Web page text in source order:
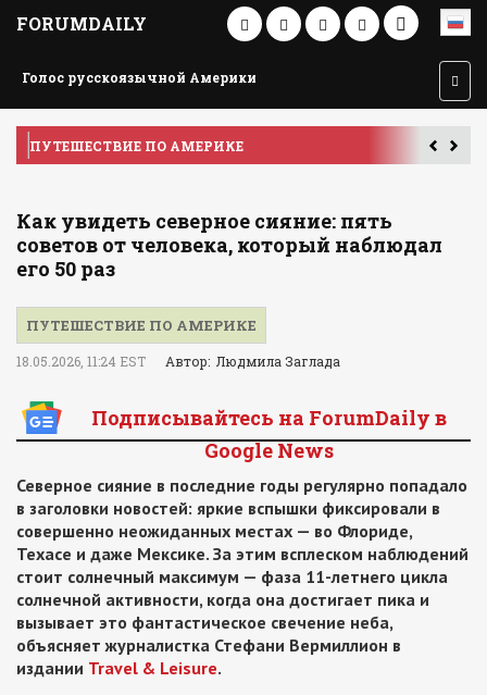
FORUMDAILY
Голос русскоязычной Америки
ПУТЕШЕСТВИЕ ПО АМЕРИКЕ
Как увидеть северное сияние: пять
советов от человека, который наблюдал
его 50 раз
ПУТЕШЕСТВИЕ ПО АМЕРИКЕ
18.05.2026, 11:24 EST Автор: Людмила Заглада
Подписывайтесь на ForumDaily в
Google News
Северное сияние в последние годы регулярно попадало
в заголовки новостей: яркие вспышки фиксировали в
совершенно неожиданных местах — во Флориде,
Техасе и даже Мексике. За этим всплеском наблюдений
стоит солнечный максимум — фаза 11-летнего цикла
солнечной активности, когда она достигает пика и
вызывает это фантастическое свечение неба,
объясняет журналистка Стефани Вермиллион в
издании Travel & Leisure.